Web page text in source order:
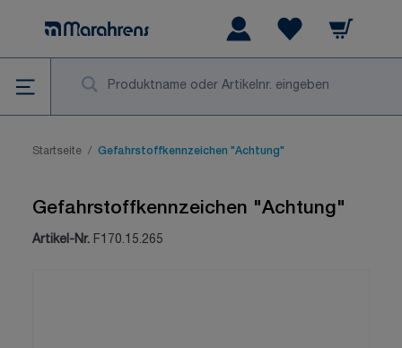
Warenkorb
Startseite / Gefahrstoffkennzeichen "Achtung"
Gefahrstoffkennzeichen "Achtung"
Artikel-Nr. F170.15.265